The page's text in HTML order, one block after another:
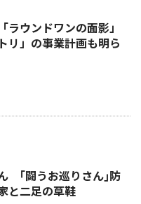
ラウンドワンの面影」
」の事業計画も明ら
｢闘うお巡りさん｣防
と二足の草鞋